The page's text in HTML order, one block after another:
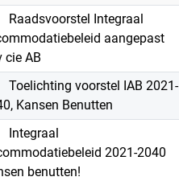
Raadsvoorstel Integraal
aangepast
cie AB
Toelichting voorstel IAB 2021-
Kansen Benutten
Integraal
2021-2040
benutten!